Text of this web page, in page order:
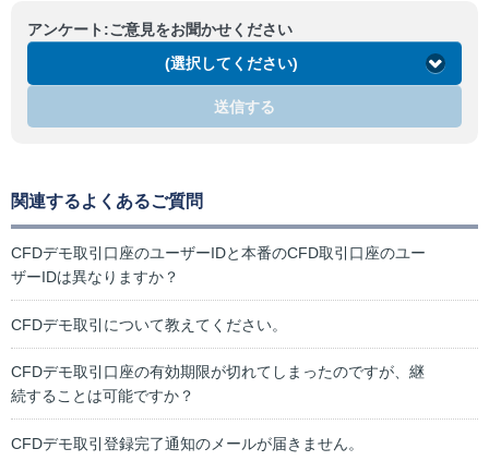
アンケート:ご意見をお聞かせください
(選択してください)
送信する
関連するよくあるご質問
CFDデモ取引口座のユーザーIDと本番のCFD取引口座のユー
ザーIDは異なりますか？
CFDデモ取引について教えてください。
CFDデモ取引口座の有効期限が切れてしまったのですが、継
続することは可能ですか？
CFDデモ取引登録完了通知のメールが届きません。